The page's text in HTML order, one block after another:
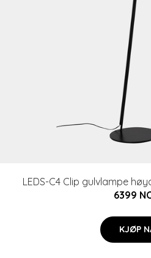
LEDS-C4 Clip gulvlampe
6399
KJØP